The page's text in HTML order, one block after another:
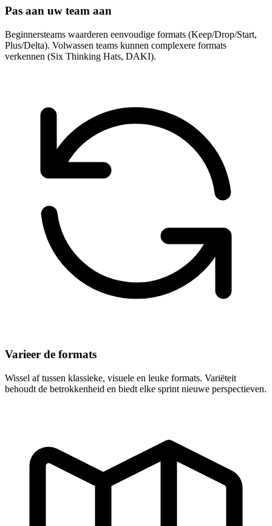
Pas aan uw team aan
Beginnersteams waarderen eenvoudige formats (Keep/Drop/Start,
Plus/Delta). Volwassen teams kunnen complexere formats
verkennen (Six Thinking Hats, DAKI).
Varieer de formats
Wissel af tussen klassieke, visuele en leuke formats. Variëteit
behoudt de betrokkenheid en biedt elke sprint nieuwe perspectieven.